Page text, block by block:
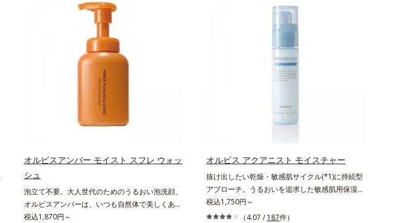
保護成分(*5)も配合。しっとり感をキープし、ぷ
るんとした唇に。さっとひと塗りするだけで、く
すみやすい大人の肌に血色感を与え、唇を自然に
美しく彩る色設計です。*1 メイク効果による*2
水添ポリイソブテン*3 色みのこと*4 トリエトキ
シカプリリルシラン配合＝保湿成分*5 スクワラ
ン、ヒアルロン酸Na、加水分解コラーゲン
プローチして、乾燥などの外的刺激から守り抜
シャンプー後に適量を髪になじませ、置き時間は
までするんっとまとまる、まるでサロン帰りのよ
うなうるおうツヤ髪を叶えます。*1 毛髪補修成
分（イソステアリン酸、イソステアロイル加水分
ク、スフィンゴ糖脂質、トコフェロール、グリセ
ロール、グリセリン、ヒアルロン酸ヒドロキシプ
*2 髪の乾燥、乾燥によるパサつき*3 毛髪にうる
おい、ハリを与えること
オルビスアンバー モイスト スフレ ウォッ
シュ
泡立て不要。大人世代のためのうるおい泡洗顔。
オルビスアンバーは、いつも⾃然体で美しくあり
たいと願う⼤⼈世代に寄り添うブランドです。年
税込1,870円～
オルビス アクアニスト モイスチャー
抜け出したい乾燥・敏感肌サイクル(*1)に持続型
アプローチ。うるおいを追求した敏感肌用保湿ス
キンケア(*2)。うるおいを逃し、刺激を受けやす
い角層の“乾燥敏感スランプ(*3)”に悩む敏感な肌
税込1,750円～
（4.07 / 187件）